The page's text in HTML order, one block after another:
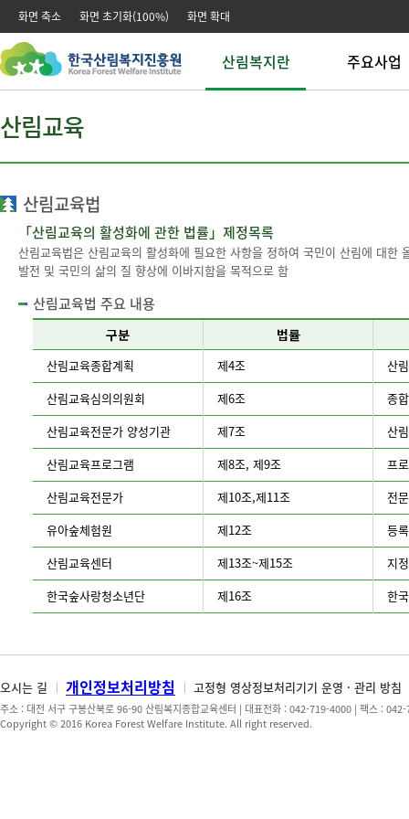
본문 바로가기
주메뉴 바로가기
화면 축소 화면 초기화(100%) 화면 확대
산림복지란 주요사업
산림교육
산림교육법
「산림교육의 활성화에 관한 법률」제정목록
산림교육법은 산림교육의 활성화에 필요한 사항을 정하여 국민이 산림에 대
발전 및 국민의 삶의 질 향상에 이바지함을 목적으로 함
산림교육법 주요 내용
육
주
내
구분 법률
산림교육종합계획 제4조
산
산림교육심의의원회
제6조
종
산림교육전문가 양성기관
제7조
산
산림교육프로그램
제8조, 제9조
프
산림교육전문가
제10조,제11조
전
유아숲체험원
제12조
등
산림교육센터
제13조~제15조
지
한국숲사랑청소년단
제16조 한
오시는 길 개인정보처리방침 고정형 영상정보처리기기 운영 · 관리 방침
주소 : 대전 서구 구봉산북로 96-90 산림복지종합교육센터 | 대표전화 : 042-719-4000 | 팩스 :
Copyright © 2016 Korea Forest Welfare Institute. All right reserved.